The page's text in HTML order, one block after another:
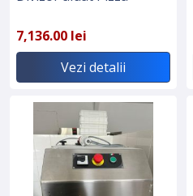
7,136.00 lei
Vezi detalii